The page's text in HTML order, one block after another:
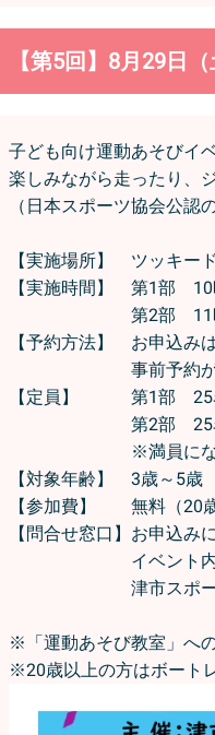
【第5回】8月29日（
子ども向け運動あそびイ
楽しみながら走ったり、
（日本スポーツ協会公認
【実施場所】 ツッキー
【実施時間】 第1部 10
第2部 11時00分
【予約方法】 お申込み
事前予約が
【定員】 第1部 25
第2部 25
※満員になり次第
【対象年齢】 3歳～5歳
【参加費】 無料（20歳
【問合せ窓口】お申込
イベント内容につ
津市スポーツ協
※「運動あそび教室」へ
※20歳以上の方はボート